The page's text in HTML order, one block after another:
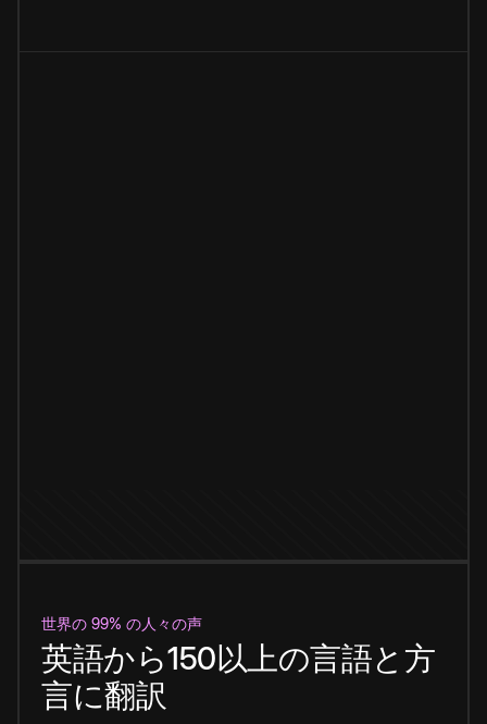
世界の 99% の人々の声
英語から150以上の言語と方
言に翻訳